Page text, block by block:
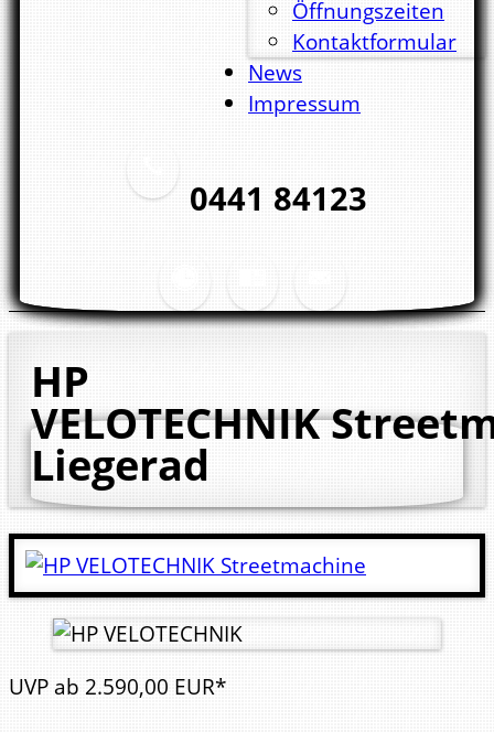
Öffnungszeiten
Kontaktformular
News
Impressum
0441 84123
HP
VELOTECHNIK
Liegerad
UVPab 2.590,00 EUR*